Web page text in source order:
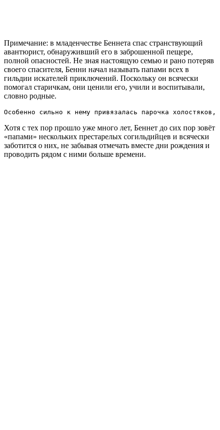
Примечание: в младенчестве Беннета спас странствующий
авантюрист, обнаруживший его в заброшенной пещере,
полной опасностей. Не зная настоящую семью и рано потеряв
своего спасителя, Бенни начал называть папами всех в
гильдии искателей приключений. Поскольку он всячески
помогал старичкам, они ценили его, учили и воспитывали,
словно родные.
Особенно сильно к нему привязалась парочка
Хотя с тех пор прошло уже много лет, Беннет до сих пор зовёт
«папами» нескольких престарелых согильдийцев и всячески
заботится о них, не забывая отмечать вместе дни рождения и
проводить рядом с ними больше времени.